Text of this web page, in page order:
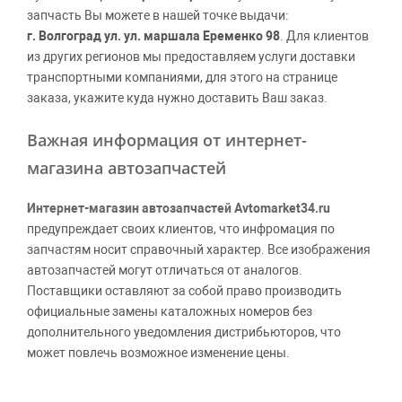
запчасть Вы можете в нашей точке выдачи:
г. Волгоград ул. ул. маршала Еременко 98 . Для клиентов
из других регионов мы предоставляем услуги доставки
транспортными компаниями, для этого на странице
заказа, укажите куда нужно доставить Ваш заказ.
Важная информация от интернет-
магазина автозапчастей
Интернет-магазин автозапчастей Avtomarket34.ru
предупреждает своих клиентов, что инфромация по
запчастям носит справочный характер. Все изображения
автозапчастей могут отличаться от аналогов.
Поставщики оставляют за собой право производить
официальные замены каталожных номеров без
дополнительного уведомления дистрибьюторов, что
может повлечь возможное изменение цены.